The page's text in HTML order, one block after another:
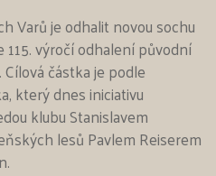
Varů je odhalit novou sochu
výročí odhalení původní
částka je podle
který dnes iniciativu
klubu Stanislavem
lesů Pavlem Reiserem